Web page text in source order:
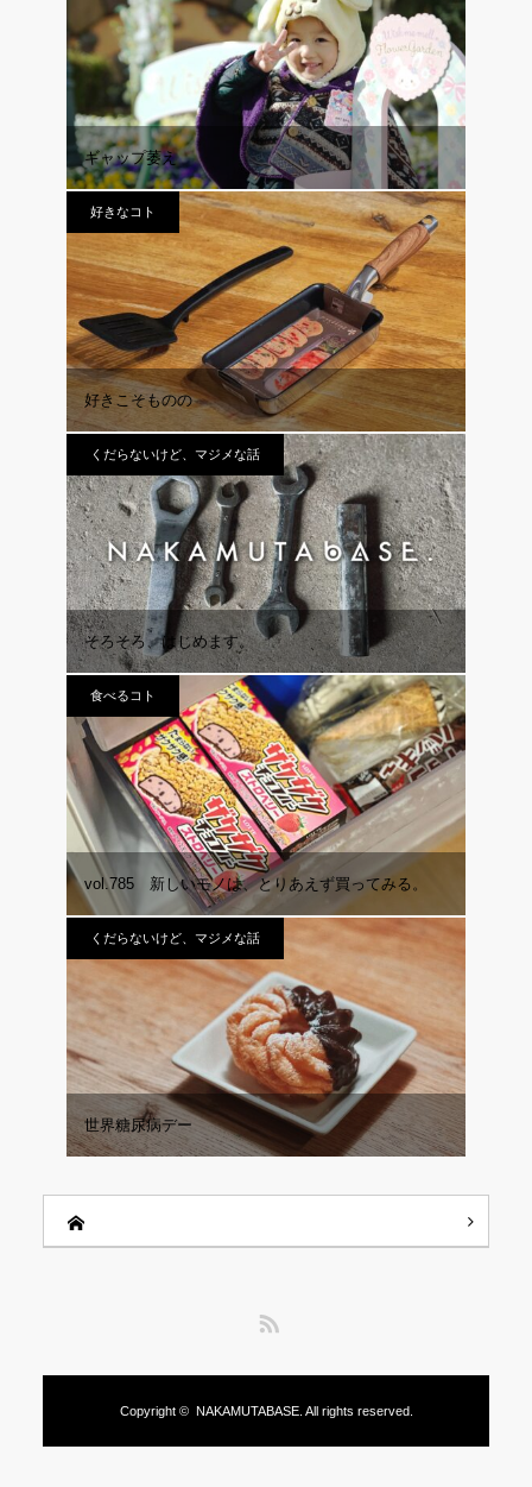
ギャップ萎え
好きなコト
好きこそものの
くだらないけど、マジメな話
そろそろ、はじめます。
食べるコト
vol.785 新しいモノは、とりあえず買ってみる。
くだらないけど、マジメな話
世界糖尿病デー
Copyright © NAKAMUTABASE. All rights reserved.